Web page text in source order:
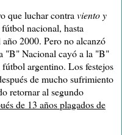
que luchar contra viento y
nacional, hasta
2000. Pero no alcanzó
"B" Nacional cayó a la "B"
argentino. Los festejos
de mucho sufrimiento
retornar al segundo
de 13 años plagados de